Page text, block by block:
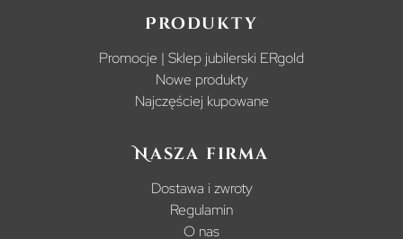
Produkty
Promocje | Sklep jubilerski ERgold
Nowe produkty
Najczęściej kupowane
Nasza firma
Dostawa i zwroty
Regulamin
O nas